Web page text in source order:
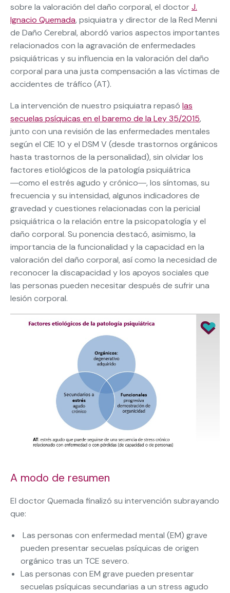
sobre la valoración del daño corporal, el doctorJ.
Ignacio Quemada, psiquiatra y director de la Red Menni
de Daño Cerebral, abordó varios aspectos importantes
relacionados con la agravación de enfermedades
psiquiátricas y su influencia en la valoración del daño
corporal para una justa compensación a las víctimas de
accidentes de tráfico (AT).
La intervención de nuestro psiquiatra repasó las
secuelas psíquicas en el baremo de la Ley 35/2015,
junto con una revisión de las enfermedades mentales
según el CIE 10 y el DSM V (desde trastornos orgánicos
hasta trastornos de la personalidad), sin olvidar los
factores etiológicos de la patología psiquiátrica
―como el estrés agudo y crónico―, los síntomas, su
frecuencia y su intensidad, algunos indicadores de
gravedad y cuestiones relacionadas con la pericial
psiquiátrica o la relación entre la psicopatología y el
daño corporal. Su ponencia destacó, asimismo, la
importancia de la funcionalidad y la capacidad en la
valoración del daño corporal, así como la necesidad de
reconocer la discapacidad y los apoyos sociales que
las personas pueden necesitar después de sufrir una
lesión corporal.
A modo de resumen
El doctor Quemada finalizó su intervención subrayando
que:
Las personas con enfermedad mental (EM) grave
pueden presentar secuelas psíquicas de origen
orgánico tras un TCE severo.
Las personas con EM grave pueden presentar
secuelas psíquicas secundarias a un stress agudo